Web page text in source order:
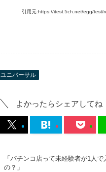
引用元:https://itest.5ch.net/egg/test/
ユニバーサル
よかったらシェアしてね
「パチンコ店って未経験者が1人
の？」